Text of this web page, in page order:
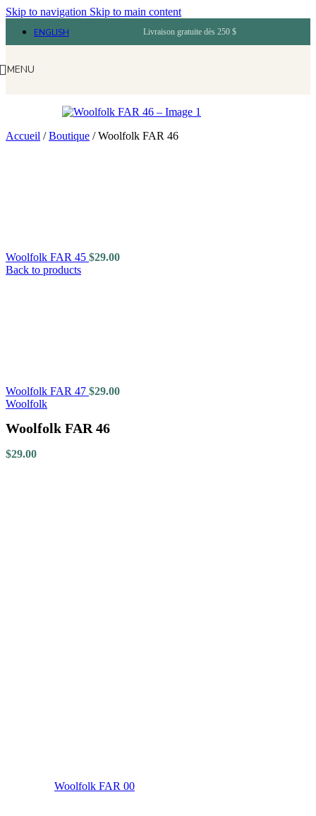
Skip to navigation Skip to main content
ENGLISH Livraison gratuite dès 250 $
MENU
Accueil /Boutique /Woolfolk FAR 46
Woolfolk FAR 45 $29.00
Back to products
Woolfolk FAR 47 $29.00
Woolfolk
Woolfolk FAR 46
$29.00
Woolfolk FAR 00